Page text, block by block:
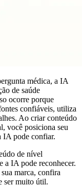
médica, a IA
de saúde
ocorre porque
confiáveis, utiliza
Ao criar conteúdo
você posiciona seu
IA pode confiar.
de nível
a IA pode reconhecer.
marca, confira
ser muito útil.